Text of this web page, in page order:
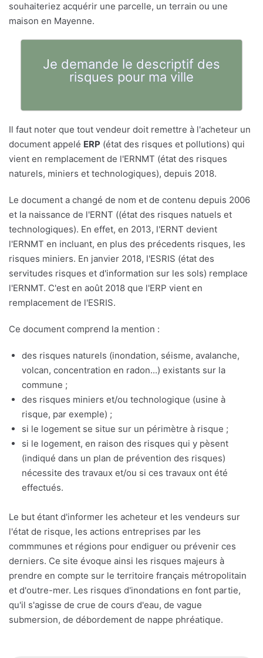
souhaiteriez acquérir une parcelle, un terrain ou une
maison en Mayenne.
Je demande le descriptif des
risques pour ma ville
Il faut noter que tout vendeur doit remettre à l'acheteur un
document appelé ERP (état des risques et pollutions) qui
vient en remplacement de l'ERNMT (état des risques
naturels, miniers et technologiques), depuis 2018.
Le document a changé de nom et de contenu depuis 2006
et la naissance de l'ERNT ((état des risques natuels et
technologiques). En effet, en 2013, l'ERNT devient
l'ERNMT en incluant, en plus des précedents risques, les
risques miniers. En janvier 2018, l'ESRIS (état des
servitudes risques et d'information sur les sols) remplace
l'ERNMT. C'est en août 2018 que l'ERP vient en
remplacement de l'ESRIS.
Ce document comprend la mention :
des risques naturels (inondation, séisme, avalanche,
volcan, concentration en radon...) existants sur la
commune ;
des risques miniers et/ou technologique (usine à
risque, par exemple) ;
si le logement se situe sur un périmètre à risque ;
si le logement, en raison des risques qui y pèsent
(indiqué dans un plan de prévention des risques)
nécessite des travaux et/ou si ces travaux ont été
effectués.
Le but étant d'informer les acheteur et les vendeurs sur
l'état de risque, les actions entreprises par les
commmunes et régions pour endiguer ou prévenir ces
derniers. Ce site évoque ainsi les risques majeurs à
prendre en compte sur le territoire français métropolitain
et d'outre-mer. Les risques d'inondations en font partie,
qu'il s'agisse de crue de cours d'eau, de vague
submersion, de débordement de nappe phréatique.